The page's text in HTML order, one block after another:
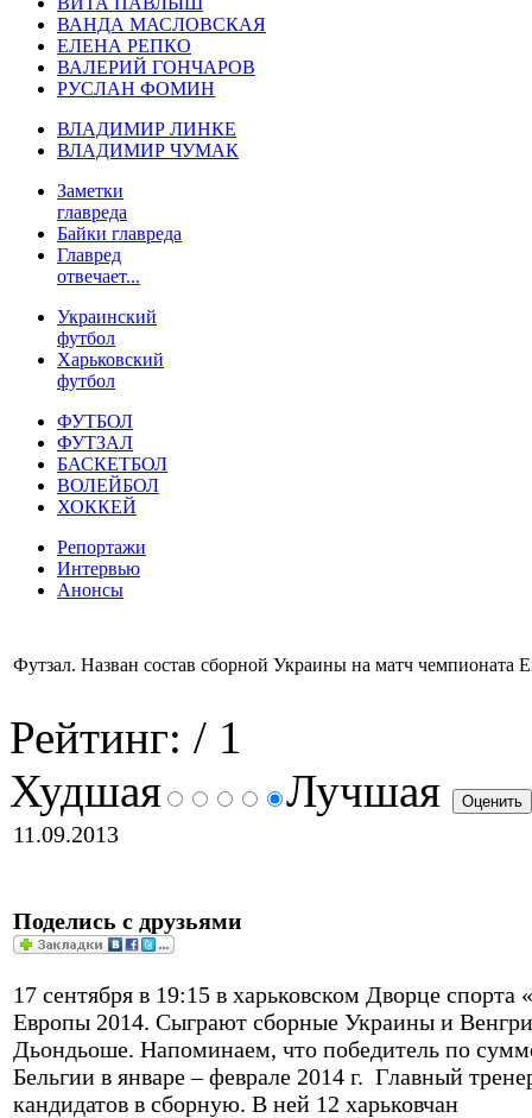
ВАНДА МАСЛОВСКАЯ
ЕЛЕНА РЕПКО
ВАЛЕРИЙ ГОНЧАРОВ
РУСЛАН ФОМИН
ВЛАДИМИР ЛИНКЕ
ВЛАДИМИР ЧУМАК
Заметки
главреда
Байки главреда
Главред
отвечает...
Украинский
футбол
Харьковский
футбол
ФУТБОЛ
ФУТЗАЛ
БАСКЕТБОЛ
ВОЛЕЙБОЛ
ХОККЕЙ
Репортажи
Интервью
Анонсы
Футзал. Назван состав сборной Украины на матч чемпионата
Рейтинг: / 1
Худшая
Лучшая
11.09.2013
Поделись с друзьями
17 сентября в 19:15 в харьковском Дворце
Европы 2014. Сыграют сборные Украины и
Дьондьоше. Напоминаем, что победитель по
Бельгии в январе – феврале 2014 г. Главный
кандидатов в сборную. В ней 12 харьковчан